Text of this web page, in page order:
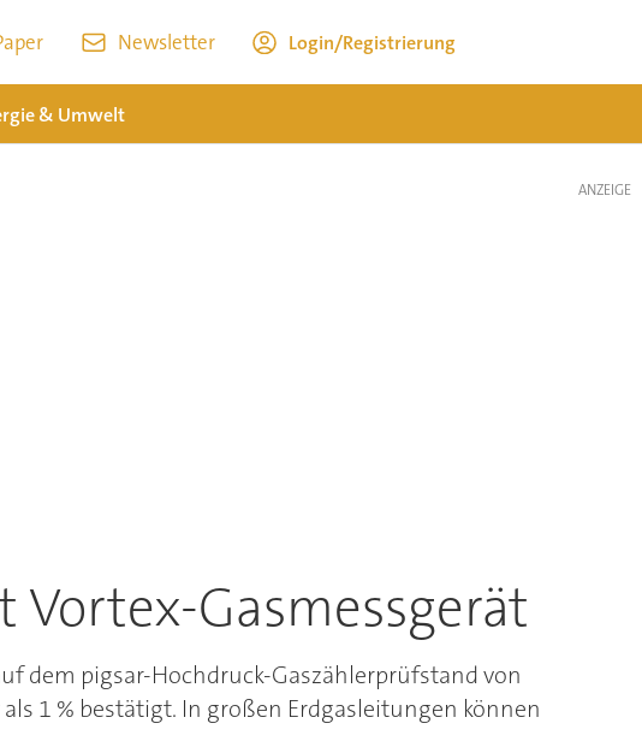
Newsletter Login/Registrierung
& Umwelt
Gasmessgerät
dem pigsar-Hochdruck-Gaszählerprüfstand von
1 % bestätigt. In großen Erdgasleitungen können
ANZEIGE